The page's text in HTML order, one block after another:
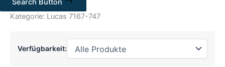
Search Button
Kategorie: Lucas 7167-747
Verfügbarkeit: